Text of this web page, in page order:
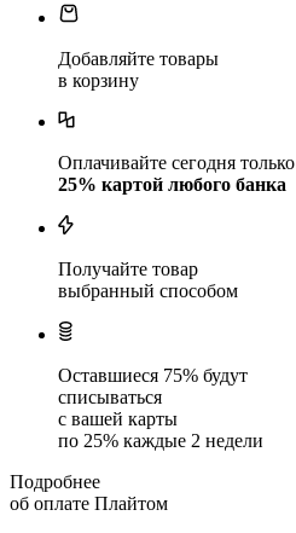
Добавляйте товары
в корзину
Оплачивайте сегодня только
25% картой любого банка
Получайте товар
выбранный способом
Оставшиеся 75% будут
списываться
с вашей карты
по 25% каждые 2 недели
Подробнее
об оплате Плайтом